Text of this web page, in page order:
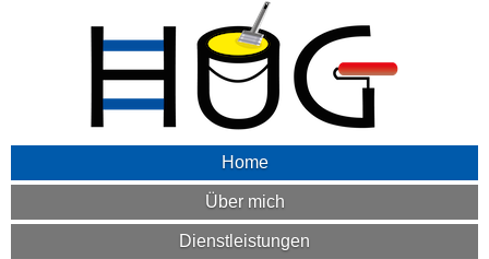
Home
Über mich
Dienstleistungen